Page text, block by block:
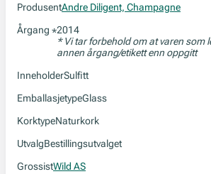
ProdusentAndre Diligent, Champagne
Årgang *2014
* Vi tar forbehold om at varen som
annen årgang/etikett enn oppgitt
InneholderSulfitt
EmballasjetypeGlass
KorktypeNaturkork
UtvalgBestillingsutvalget
GrossistWild AS